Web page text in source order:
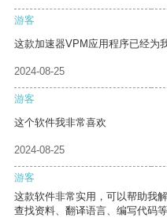
游客
这款加速器VPM应用程序已经为
2024-08-25
游客
这个软件我非常喜欢
2024-08-25
游客
这款软件非常实用，可以帮助我
查找资料、翻译语言、编写代码等